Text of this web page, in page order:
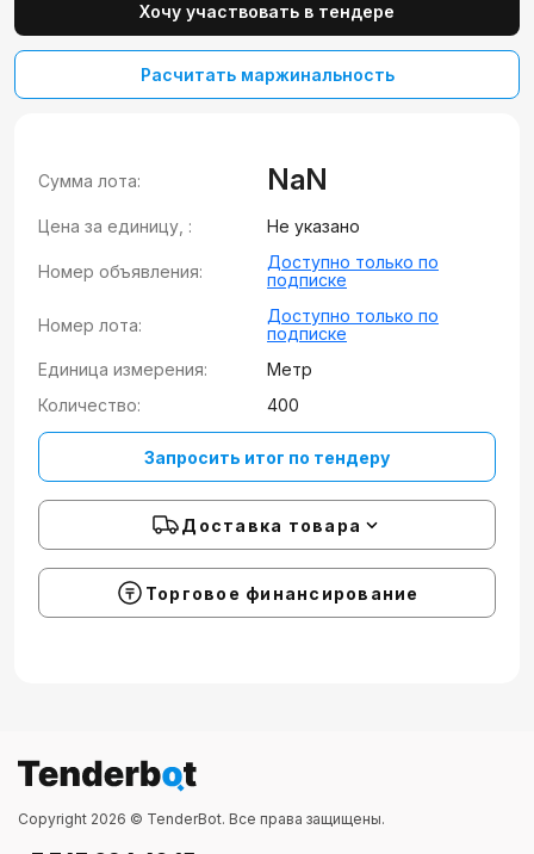
Хочу участвовать в тендере
Расчитать маржинальность
Сумма лота: NaN
Цена за единицу, : Не указано
Номер объявления:
Доступно только по
подписке
Номер лота:
Доступно только по
подписке
Единица измерения:
Метр
Количество:
400
Запросить итог по тендеру
Доставка товара
Торговое финансирование
Copyright 2026 © TenderBot. Все права защищены.